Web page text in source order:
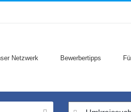
Netzwerk Bewerbertipps